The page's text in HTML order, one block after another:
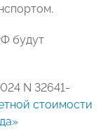
будут
N 32641-
стоимости